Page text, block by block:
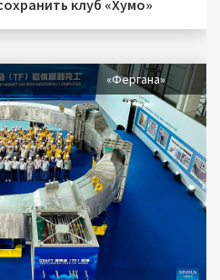
клуб «Хумо»
«Фергана»